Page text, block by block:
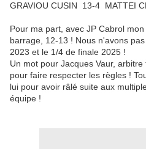
GRAVIOU CUSIN 13-4 MATTEI
Pour ma part, avec JP Cabrol
barrage, 12-13 ! Nous n'avons
2023 et le 1/4 de finale 2025 !
Un mot pour Jacques Vaur,
pour faire respecter les règles !
lui pour avoir râlé suite aux
équipe !